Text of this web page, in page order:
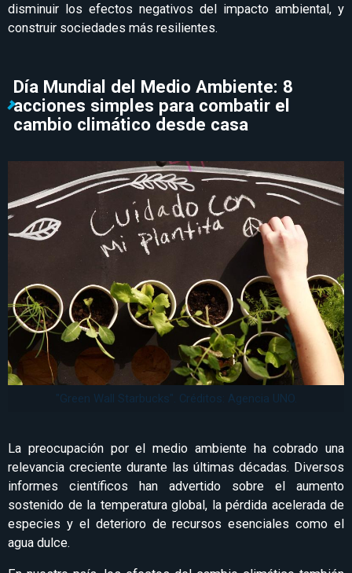
disminuir los efectos negativos del impacto ambiental, y
construir sociedades más resilientes.
Día Mundial del Medio Ambiente: 8
acciones simples para combatir el
cambio climático desde casa
"Green Wall Starbucks". Créditos: Agencia UNO.
La preocupación por el medio ambiente ha cobrado una
relevancia creciente durante las últimas décadas. Diversos
informes científicos han advertido sobre el aumento
sostenido de la temperatura global, la pérdida acelerada de
especies y el deterioro de recursos esenciales como el
agua dulce.